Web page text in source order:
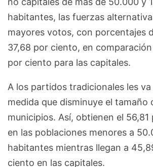
habitantes, las fuerzas
mayores votos, con porcentajes
37,68 por ciento, en
por ciento para las capitales.
A los partidos tradicionales les va
medida que disminuye el tamaño
municipios. Así, obtienen el
en las poblaciones menores a
habitantes mientras llegan a
ciento en las capitales.